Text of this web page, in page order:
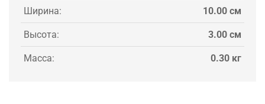
Ширина: 10.00 см
Высота: 3.00 см
Масса: 0.30 кг